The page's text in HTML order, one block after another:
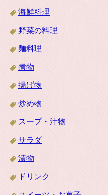
海鮮料理
野菜の料理
麺料理
煮物
揚げ物
炒め物
スープ・汁物
サラダ
漬物
ドリンク